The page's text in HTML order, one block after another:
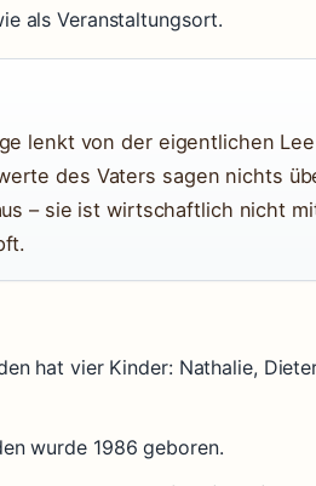
als Veranstaltungsort.
lenkt von der eigentlichen
des Vaters sagen nichts
– sie ist wirtschaftlich nicht
hat vier Kinder: Nathalie,
wurde 1986 geboren.